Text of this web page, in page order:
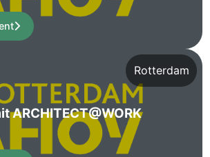
Rotterdam
ARCHITECT@WORK